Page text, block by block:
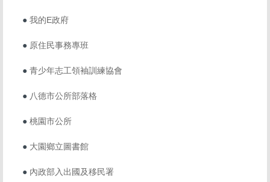
● 我的E政府
● 原住民事務專班
● 青少年志工領袖訓練協會
● 八德市公所部落格
● 桃園市公所
● 大園鄉立圖書館
● 內政部入出國及移民署